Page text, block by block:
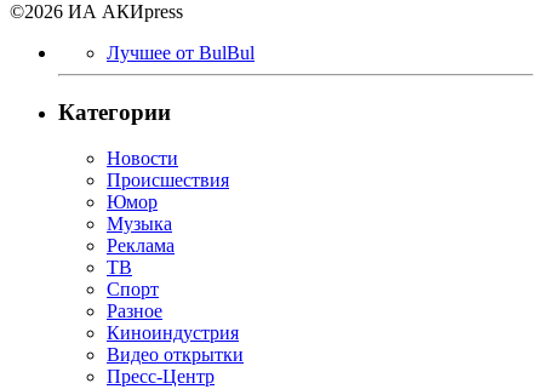
©2026 ИА АКИpress
Лучшее от BulBul
Категории
Новости
Происшествия
Юмор
Музыка
Реклама
ТВ
Спорт
Разное
Киноиндустрия
Видео открытки
Пресс-Центр